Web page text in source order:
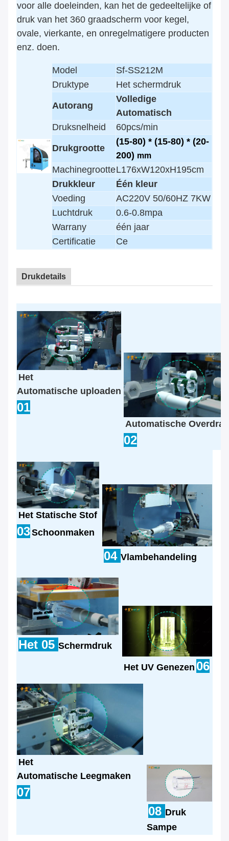
voor alle doeleinden, kan het de gedeeltelijke of
druk van het 360 graadscherm voor kegel,
ovale, vierkante, en onregelmatigere producten
enz. doen.
Model
Sf-SS212M
Druktype
Het schermdruk
Autorang
Volledige
Automatisch
Druksnelheid
60pcs/min
Drukgrootte
(15-80) * (15-80) * (20-
200) mm
MachinegrootteL176xW120xH195cm
Drukkleur
Één kleur
Voeding
AC220V 50/60HZ 7KW
Luchtdruk
0.6-0.8mpa
Warrany
één jaar
Certificatie
Ce
Drukdetails
Het
Automatische uploaden
01
Automatische
02
Het Statische Stof
03Schoonmaken
04 Vlambehandeling
Het 05 Schermdruk
Het UV Genezen 06
Het
Automatische Leegmaken
07
08 Druk
Sampe